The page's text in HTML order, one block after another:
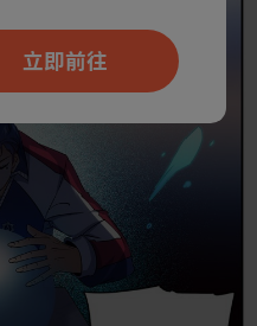
立即前往